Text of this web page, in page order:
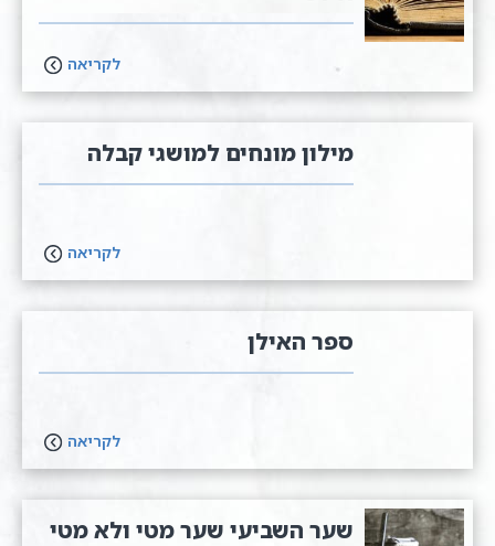
לקריאה
מילון מונחים למושגי קבלה
לקריאה
ספר האילן
לקריאה
שער השביעי שער מטי ולא מטי